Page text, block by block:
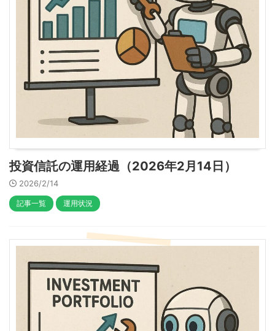
投資信託の運用経過（2026年2月14日）
2026/2/14
記事一覧 運用状況